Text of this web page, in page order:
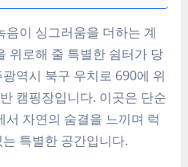
이 싱그러움을 더하는 계
위로해 줄 특별한 쉼터가 당
역시 북구 우치로 690에 위
캠핑장입니다. 이곳은 단순
자연의 숨결을 느끼며 럭
특별한 공간입니다.